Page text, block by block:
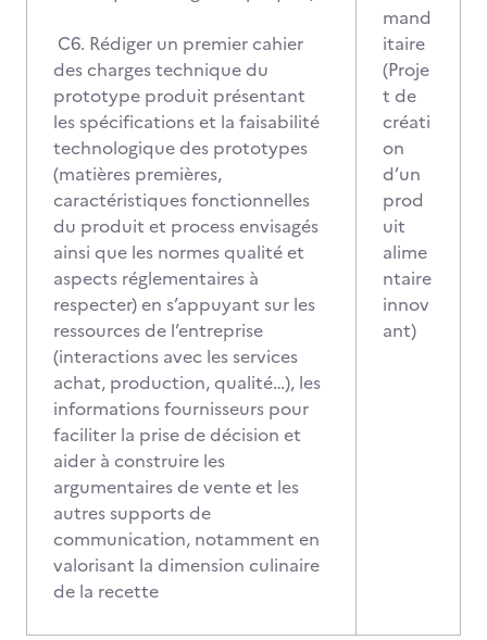
C6. Rédiger un premier cahier
des charges technique du
prototype produit présentant
les spécifications et la faisabilité
technologique des prototypes
(matières premières,
caractéristiques fonctionnelles
du produit et process envisagés
ainsi que les normes qualité et
aspects réglementaires à
respecter) en s’appuyant sur les
ressources de l’entreprise
(interactions avec les services
achat, production, qualité…), les
informations fournisseurs pour
faciliter la prise de décision et
aider à construire les
argumentaires de vente et les
autres supports de
communication, notamment en
valorisant la dimension culinaire
de la recette
mand
itaire
(Proje
t de
créati
on
d’un
prod
uit
alime
ntaire
innov
ant)